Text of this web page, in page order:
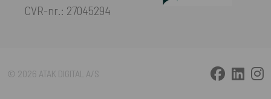
CVR-nr.: 27045294
© 2026 ATAK DIGITAL A/S